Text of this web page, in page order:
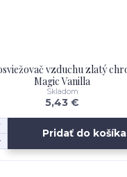
vzduchu zlatý
Magic Vanilla
5,43 €
Skladom
Pridať do košíka